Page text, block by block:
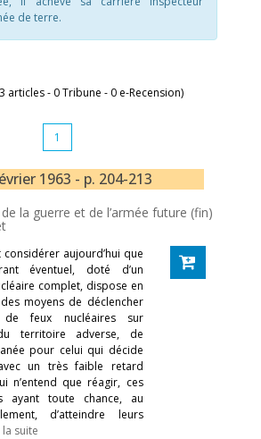
de terre.
articles - 0 Tribune - 0 e-Recension)
1
1963 - p. 204-213
la guerre et de l’armée future (fin)
aujourd’hui que
éventuel, doté d’un
complet, dispose en
moyens de déclencher
feux nucléaires sur
territoire adverse, de
pour celui qui décide
un très faible retard
n’entend que réagir, ces
ayant toute chance, au
d’atteindre leurs
la suite